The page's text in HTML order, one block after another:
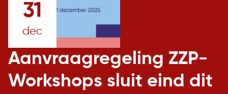
31
dec
Aanvraagregeling ZZP-
Workshops sluit eind dit